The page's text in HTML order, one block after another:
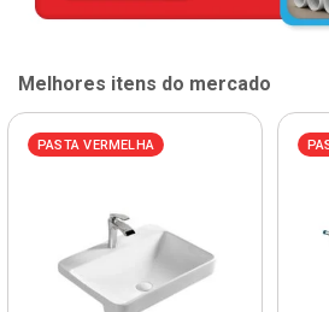
Melhores itens do mercado
PASTA VERMELHA